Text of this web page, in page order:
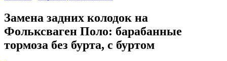
Замена задних колодок на
Фольксваген Поло: барабанные
тормоза без бурта, с буртом